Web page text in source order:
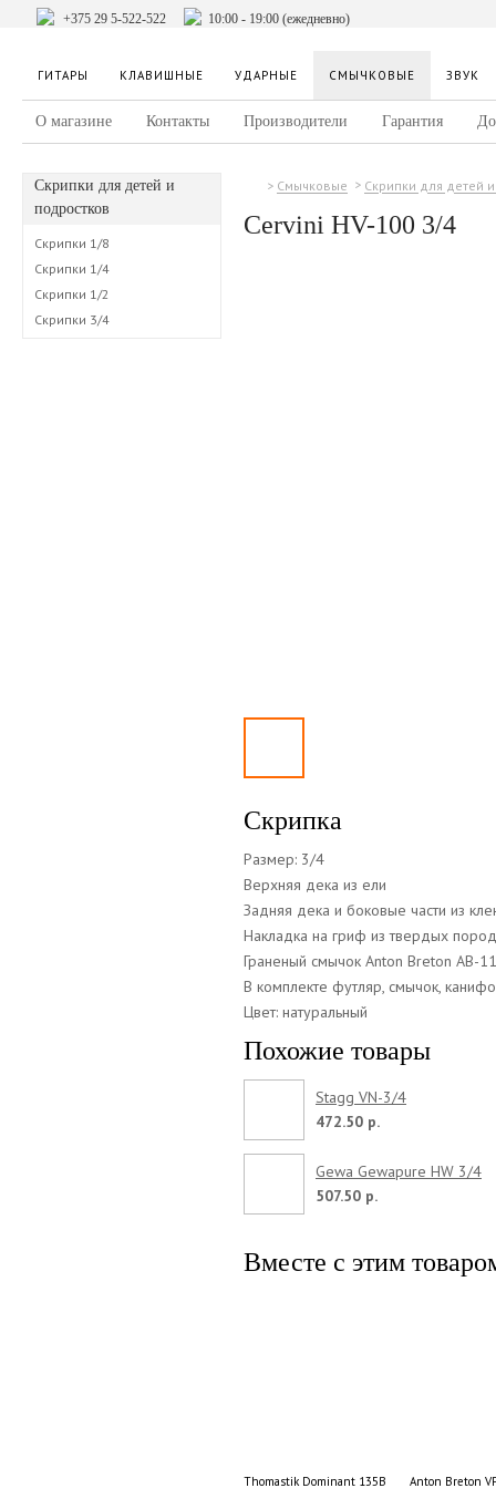
+375 29 5-522-522 10:00 - 19:00 (ежедневно)
ГИТАРЫ КЛАВИШНЫЕ УДАРНЫЕ СМЫЧКОВЫЕ ЗВУК
О магазине Контакты Производители Гарантия
Скрипки для детей и
подростков
Скрипки 1/8
Скрипки 1/4
Скрипки 1/2
Скрипки 3/4
Смычковые Скрипки для детей
Cervini HV-100 3/4
Скрипка
Размер: 3/4
Верхняя дека из ели
Задняя дека и боковые части из
Накладка на гриф из твердых
Граненый смычок Anton Breton AB-
В комплекте футляр, смычок,
Цвет: натуральный
Похожие товары
Stagg VN-3/4
472.50 р.
Gewa Gewapure HW 3/4
507.50 р.
Вместе с этим
Thomastik Dominant 135B Medium 4/4
Anton Breton